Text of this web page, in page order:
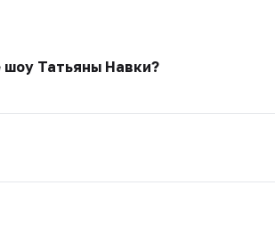
шоу Татьяны Навки?